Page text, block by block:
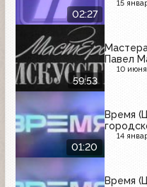
02:27
15
59:53
Павел
10 июня
01:20
Время
14
Время